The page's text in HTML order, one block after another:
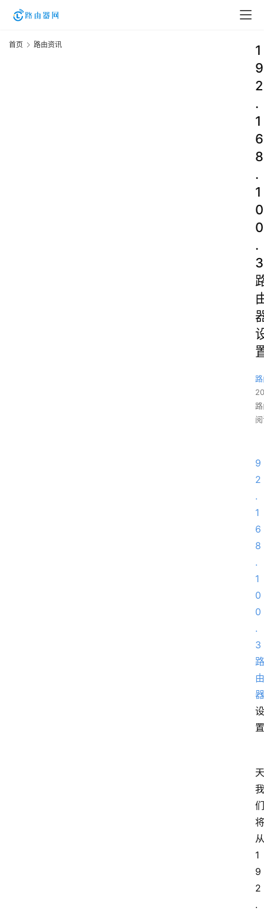
首页 路由资讯
1
9
2
.
1
6
8
.
1
0
0
.
3
9
2
.
1
6
8
.
1
0
0
.
3
路
由
器
设
置
天
我
们
将
从
1
9
2
.